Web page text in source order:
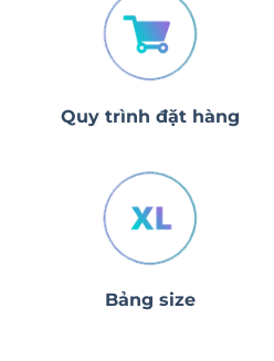
Quy trình đặt hàng
Bảng size